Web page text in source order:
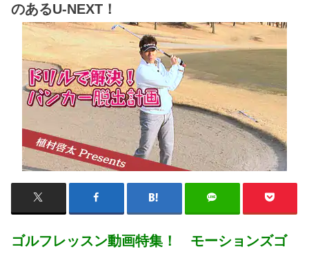
のあるU-NEXT！
ゴルフレッスン動画特集！ モーションズゴ